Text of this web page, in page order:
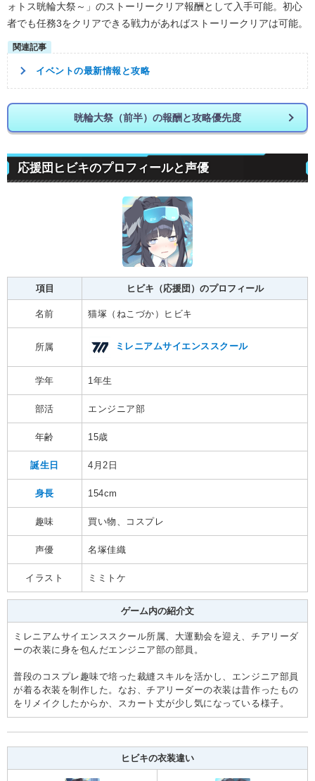
ォトス晄輪大祭～」のストーリークリア報酬として入手可能。初心
者でも任務3をクリアできる戦力があればストーリークリアは可能。
イベントの最新情報と攻略
晄輪大祭（前半）の報酬と攻略優先度
応援団ヒビキのプロフィールと声優
項目 ヒビキ（応援団）のプロフィール
名前 猫塚（ねこづか）ヒビキ
所属 ミレニアムサイエンススクール
学年 1年生
部活 エンジニア部
年齢 15歳
誕生日 4月2日
身長 154cm
趣味 買い物、コスプレ
声優 名塚佳織
イラスト ミミトケ
ゲーム内の紹介文
ミレニアムサイエンススクール所属、大運動会を迎え、チアリーダ
ーの衣装に身を包んだエンジニア部の部員。
普段のコスプレ趣味で培った裁縫スキルを活かし、エンジニア部員
が着る衣装を制作した。なお、チアリーダーの衣装は昔作ったもの
をリメイクしたからか、スカート丈が少し気になっている様子。
ヒビキの衣装違い